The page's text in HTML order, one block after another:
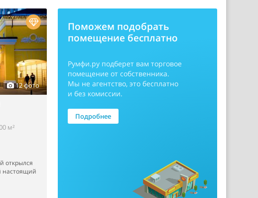
12 фото
м²
открылся
настоящий
Поможем подобрать
помещение бесплатно
Румфи.ру подберет вам торговое
помещение от собственника.
Мы не агентство, это бесплатно
и без комиссии.
Подробнее